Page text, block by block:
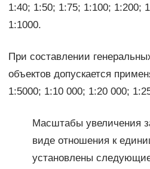
1:40; 1:50; 1:75; 1:100; 1:200;
1:1000.
При составлении
объектов допускается
1:5000; 1:10 000; 1:20 000;
Масштабы увеличения
виде отношения к
установлены